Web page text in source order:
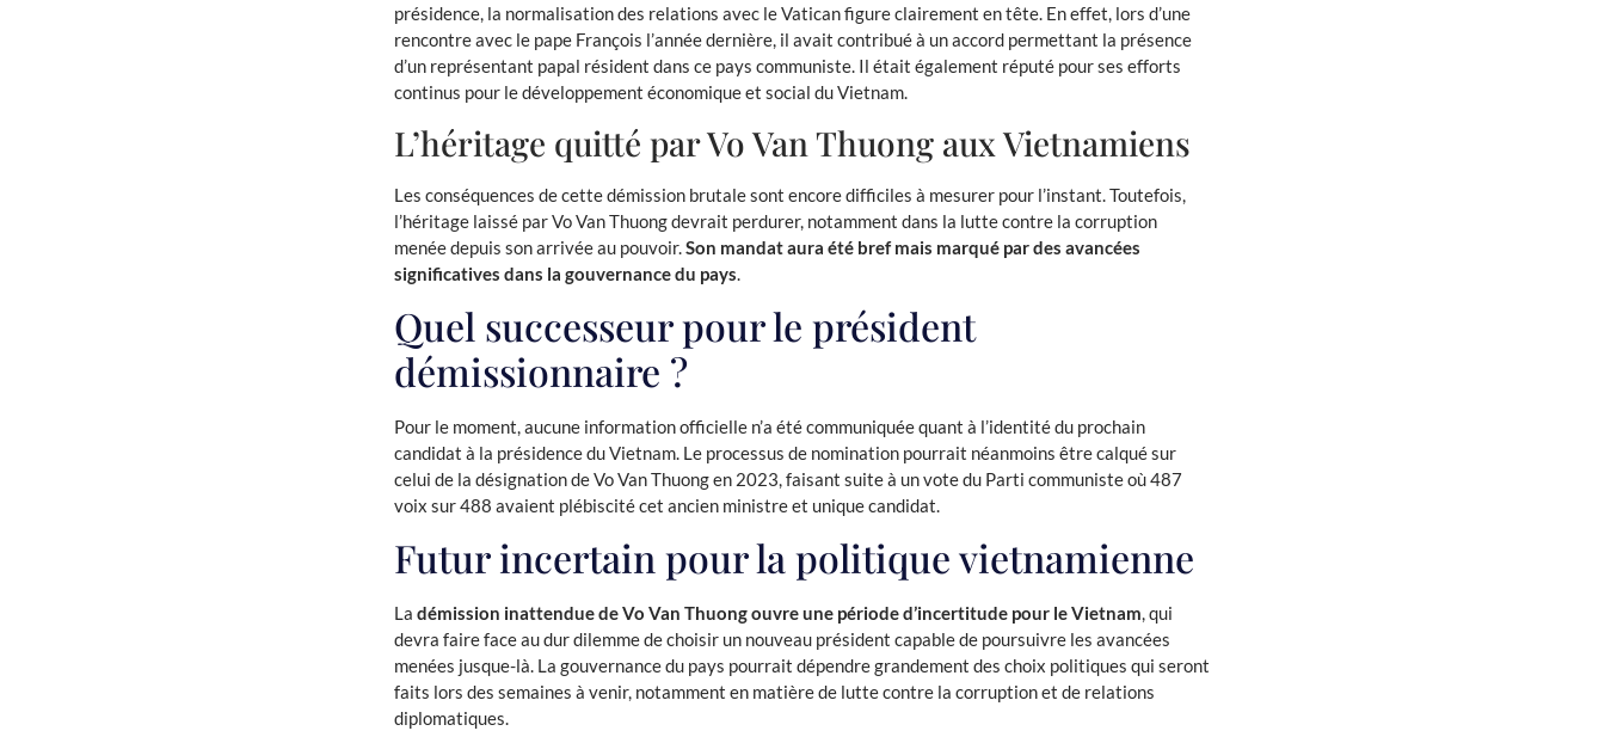
présidence, la normalisation des relations avec le Vatican figure clairement en tête. En effet, lors d’une
rencontre avec le pape François l’année dernière, il avait contribué à un accord permettant la présence
d’un représentant papal résident dans ce pays communiste. Il était également réputé pour ses efforts
continus pour le développement économique et social du Vietnam.
L’héritage quitté par Vo Van Thuong aux Vietnamiens
Les conséquences de cette démission brutale sont encore difficiles à mesurer pour l’instant. Toutefois,
l’héritage laissé par Vo Van Thuong devrait perdurer, notamment dans la lutte contre la corruption
menée depuis son arrivée au pouvoir. Son mandat aura été bref mais marqué par des avancées
significatives dans la gouvernance du pays
Quel successeur pour le président
démissionnaire ?
Pour le moment, aucune information officielle n’a été communiquée quant à l’identité du prochain
candidat à la présidence du Vietnam. Le processus de nomination pourrait néanmoins être calqué sur
celui de la désignation de Vo Van Thuong en 2023, faisant suite à un vote du Parti communiste où 487
voix sur 488 avaient plébiscité cet ancien ministre et unique candidat.
Futur incertain pour la politique vietnamienne
La démission inattendue de Vo Van Thuong ouvre une période d’incertitude pour le Vietnam, qui
devra faire face au dur dilemme de choisir un nouveau président capable de poursuivre les avancées
menées jusque-là. La gouvernance du pays pourrait dépendre grandement des choix politiques qui seront
faits lors des semaines à venir, notamment en matière de lutte contre la corruption et de relations
diplomatiques.